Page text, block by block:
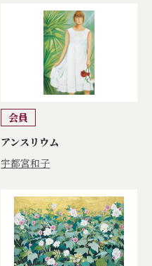
会員
アンスリウム
宇都宮和子